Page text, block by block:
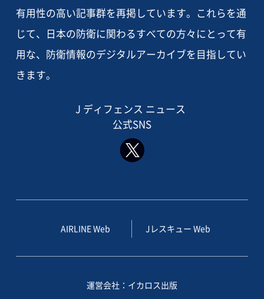
有用性の高い記事群を再掲しています。これらを通
じて、日本の防衛に関わるすべての方々にとって有
用な、防衛情報のデジタルアーカイブを目指してい
きます。
J ディフェンス ニュース
公式SNS
AIRLINE Web Jレスキュー Web
運営会社：イカロス出版